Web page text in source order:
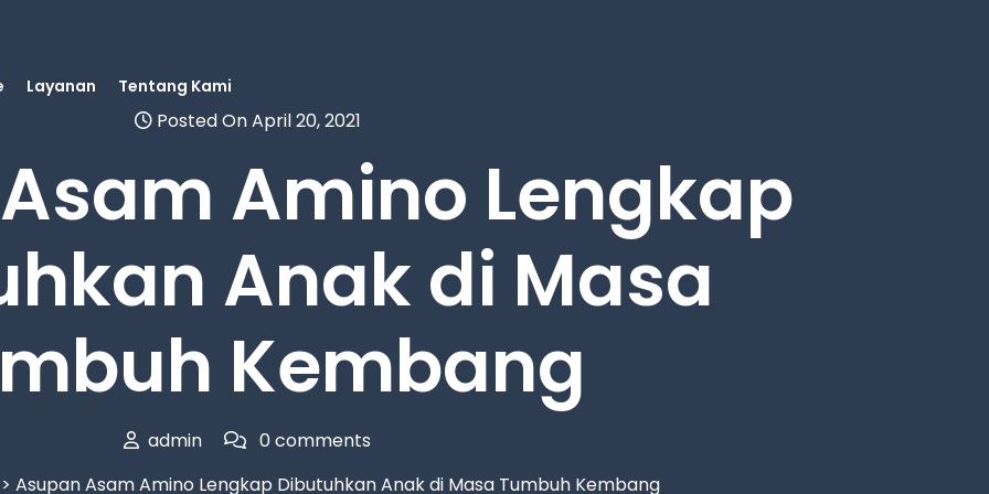
Layanan Tentang Kami
Posted On April 20, 2021
Amino Lengkap
Anak di Masa
Kembang
admin
0 comments
Asupan Asam Amino Lengkap Dibutuhkan Anak di Masa Tumbuh Kembang